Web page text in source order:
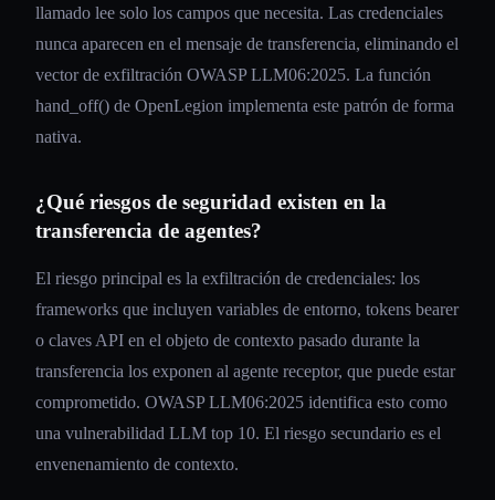
llamado lee solo los campos que necesita. Las credenciales
nunca aparecen en el mensaje de transferencia, eliminando el
vector de exfiltración OWASP LLM06:2025. La función
hand_off() de OpenLegion implementa este patrón de forma
nativa.
¿Qué riesgos de seguridad existen en la
transferencia de agentes?
El riesgo principal es la exfiltración de credenciales: los
frameworks que incluyen variables de entorno, tokens bearer
o claves API en el objeto de contexto pasado durante la
transferencia los exponen al agente receptor, que puede estar
comprometido. OWASP LLM06:2025 identifica esto como
una vulnerabilidad LLM top 10. El riesgo secundario es el
envenenamiento de contexto.